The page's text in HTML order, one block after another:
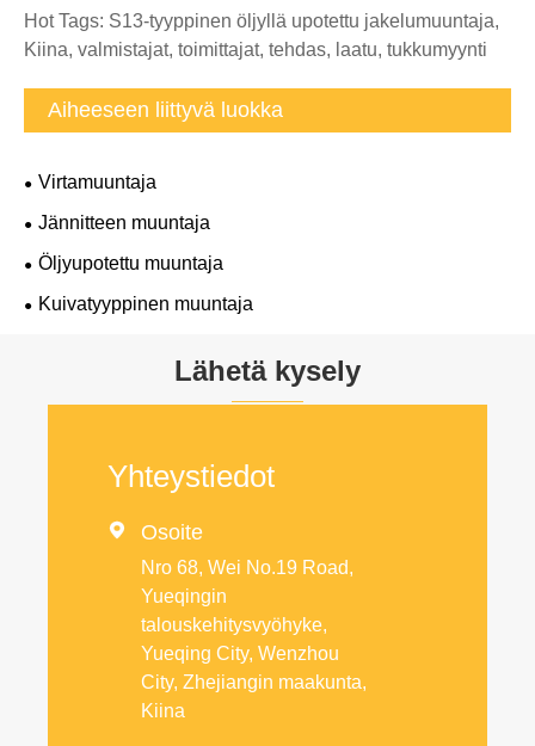
Hot Tags: S13-tyyppinen öljyllä upotettu jakelumuuntaja,
Kiina, valmistajat, toimittajat, tehdas, laatu, tukkumyynti
Aiheeseen liittyvä luokka
Virtamuuntaja
Jännitteen muuntaja
Öljyupotettu muuntaja
Kuivatyyppinen muuntaja
Lähetä kysely
Yhteystiedot
 Osoite
Nro 68, Wei No.19 Road,
Yueqingin
talouskehitysvyöhyke,
Yueqing City, Wenzhou
City, Zhejiangin maakunta,
Kiina